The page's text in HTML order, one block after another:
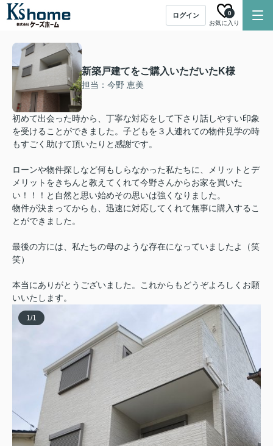
ログイン
お気に入り
0
新築戸建てをご購入いただいたK様
担当：今野 恵美
初めて出会った時から、丁寧な対応をして下さり話しやすい印象
を受けることができました。子どもを３人連れての物件見学の時
もすごく助けて頂いたりと感謝です。
ローンや物件探しなど何もしらなかった私たちに、メリットとデ
メリットをきちんと教えてくれて今野さんからお家を買いた
い！！！と自然と思い始めその思いは強くなりました。
物件が決まってからも、迅速に対応してくれて無事に購入するこ
とができました。
最後の方には、私たちの母のような存在になっていましたよ（笑
笑）
本当にありがとうございました。これからもどうぞよろしくお願
いいたします。
1/1